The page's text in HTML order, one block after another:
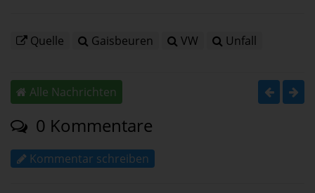
Quelle Gaisbeuren VW Unfall
Alle Nachrichten
0 Kommentare
Kommentar schreiben